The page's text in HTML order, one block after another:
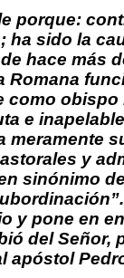
porque:
ha sido la
hace más
Romana
como
e
meramente
y
sinónimo
y pone en
del Señor,
apóstol